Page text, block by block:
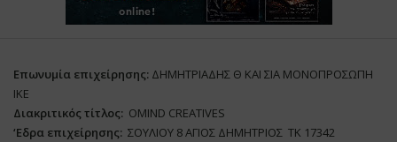
Επωνυμία επιχείρησης: ΔΗΜΗΤΡΙΑΔΗΣ Θ ΚΑΙ ΣΙΑ ΜΟΝΟΠΡΟΣΩΠΗ
ΙΚΕ
Διακριτικός τίτλος: ΟΜΙΝD CREATIVES
‘Eδρα επιχείρησης: ΣΟΥΛΙΟΥ 8 ΑΓΙΟΣ ΔΗΜΗΤΡΙΟΣ ΤΚ 17342